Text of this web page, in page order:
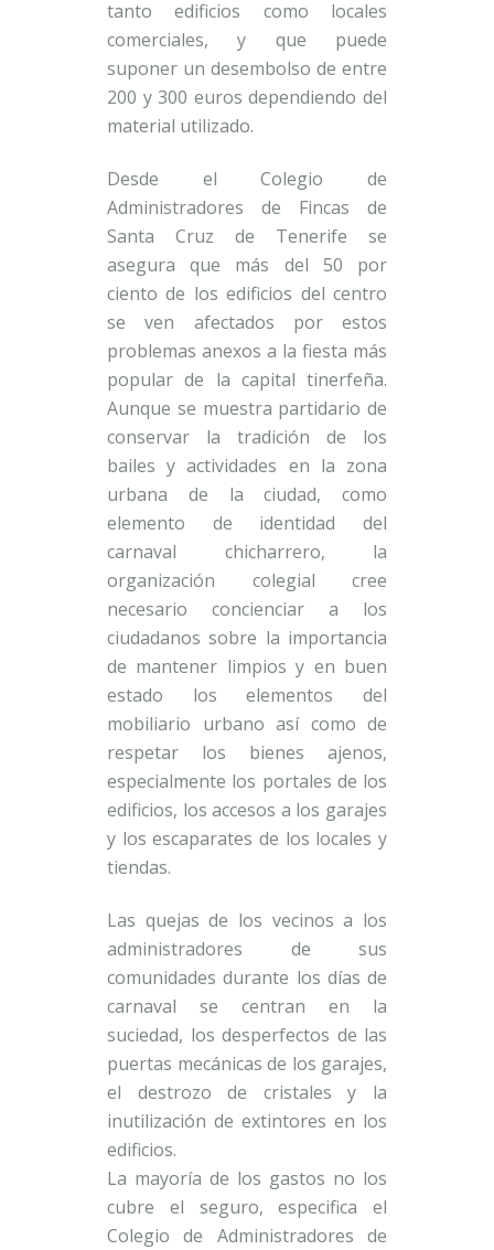
tanto edificios como locales
comerciales, y que puede
suponer un desembolso de entre
200 y 300 euros dependiendo del
material utilizado.
Desde el Colegio de
Administradores de Fincas de
Santa Cruz de Tenerife se
asegura que más del 50 por
ciento de los edificios del centro
se ven afectados por estos
problemas anexos a la fiesta más
popular de la capital tinerfeña.
Aunque se muestra partidario de
conservar la tradición de los
bailes y actividades en la zona
urbana de la ciudad, como
elemento de identidad del
carnaval chicharrero, la
organización colegial cree
necesario concienciar a los
ciudadanos sobre la importancia
de mantener limpios y en buen
estado los elementos del
mobiliario urbano así como de
respetar los bienes ajenos,
especialmente los portales de los
edificios, los accesos a los garajes
y los escaparates de los locales y
tiendas.
Las quejas de los vecinos a los
administradores de sus
comunidades durante los días de
carnaval se centran en la
suciedad, los desperfectos de las
puertas mecánicas de los garajes,
el destrozo de cristales y la
inutilización de extintores en los
edificios.
La mayoría de los gastos no los
cubre el seguro, especifica el
Colegio de Administradores de